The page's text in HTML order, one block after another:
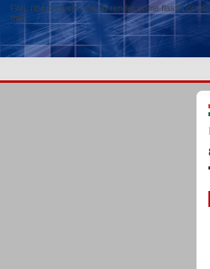
FAIL (the browser should render some flash
this).